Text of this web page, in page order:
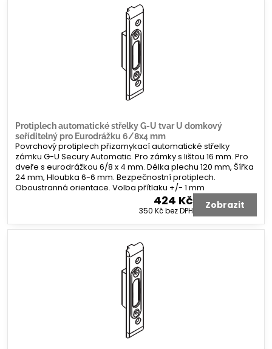
Protiplech automatické střelky G-U tvar U domkový
seříditelný pro Eurodrážku 6/8x4 mm
Povrchový protiplech přizamykací automatické střelky
zámku G-U Secury Automatic. Pro zámky s lištou 16 mm. Pro
dveře s eurodrážkou 6/8 x 4 mm. Délka plechu 120 mm, Šířka
24 mm, Hloubka 6-6 mm. Bezpečnostní protiplech.
Oboustranná orientace. Volba přítlaku +/- 1 mm
424 Kč
350 Kčbez DPH Zobrazit